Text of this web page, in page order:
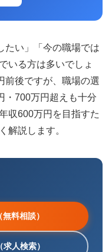
たい」「今の職場では
いる方は多いでしょ
前後ですが、職場の選
・700万円超えも十分
収600万円を目指すた
解説します。
料相談）
人検索）